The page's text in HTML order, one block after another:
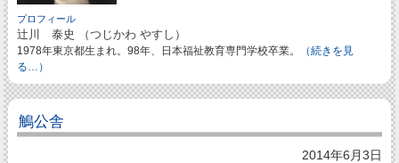
プロフィール
辻川 泰史 （つじかわ やすし）
1978年東京都生まれ。98年、日本福祉教育専門学校卒業。
（続きを見
る…）
鵤公舎
2014年6月3日